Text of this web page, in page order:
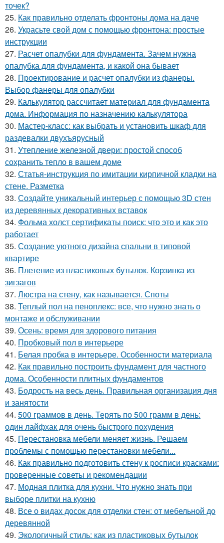
точек?
25. Как правильно отделать фронтоны дома на даче
26. Украсьте свой дом с помощью фронтона: простые
инструкции
27. Расчет опалубки для фундамента. Зачем нужна
опалубка для фундамента, и какой она бывает
28. Проектирование и расчет опалубки из фанеры.
Выбор фанеры для опалубки
29. Калькулятор рассчитает материал для фундамента
дома. Информация по назначению калькулятора
30. Мастер-класс: как выбрать и установить шкаф для
раздевалки двухъярусный
31. Утепление железной двери: простой способ
сохранить тепло в вашем доме
32. Статья-инструкция по имитации кирпичной кладки на
стене. Разметка
33. Создайте уникальный интерьер с помощью 3D стен
из деревянных декоративных вставок
34. Фольма холст сертификаты поиск: что это и как это
работает
35. Создание уютного дизайна спальни в типовой
квартире
36. Плетение из пластиковых бутылок. Корзинка из
зигзагов
37. Люстра на стену, как называется. Споты
38. Теплый пол на пеноплекс: все, что нужно знать о
монтаже и обслуживании
39. Осень: время для здорового питания
40. Пробковый пол в интерьере
41. Белая пробка в интерьере. Особенности материала
42. Как правильно построить фундамент для частного
дома. Особенности плитных фундаментов
43. Бодрость на весь день. Правильная организация дня
и занятости
44. 500 граммов в день. Терять по 500 грамм в день:
один лайфхак для очень быстрого похудения
45. Перестановка мебели меняет жизнь. Решаем
проблемы с помощью перестановки мебели...
46. Как правильно подготовить стену к росписи красками:
проверенные советы и рекомендации
47. Модная плитка для кухни. Что нужно знать при
выборе плитки на кухню
48. Все о видах досок для отделки стен: от мебельной до
деревянной
49. Экологичный стиль: как из пластиковых бутылок